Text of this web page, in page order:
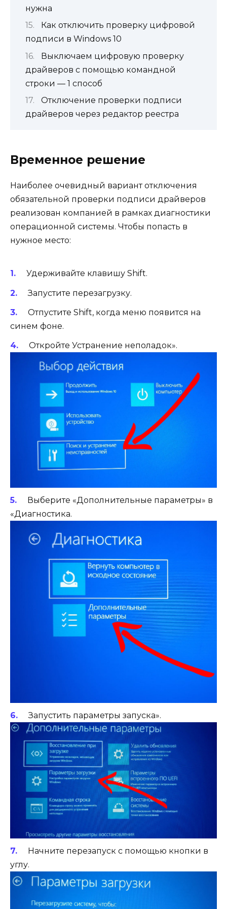
нужна
Как отключить проверку цифровой
подписи в Windows 10
Выключаем цифровую проверку
драйверов с помощью командной
строки — 1 способ
Отключение проверки подписи
драйверов через редактор реестра
Временное решение
Наиболее очевидный вариант отключения
обязательной проверки подписи драйверов
реализован компанией в рамках диагностики
операционной системы. Чтобы попасть в
нужное место:
Удерживайте клавишу Shift.
Запустите перезагрузку.
Отпустите Shift, когда меню появится на
синем фоне.
Откройте Устранение неполадок».
Выберите «Дополнительные параметры» в
«Диагностика.
Запустить параметры запуска».
Начните перезапуск с помощью кнопки в
углу.